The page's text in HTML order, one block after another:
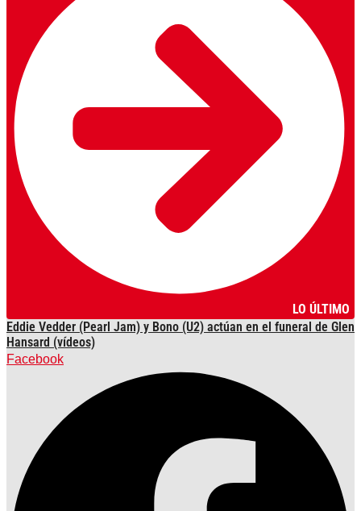
LO ÚLTIMO
Eddie Vedder (Pearl Jam) y Bono (U2) actúan en el funeral de Glen
Hansard (vídeos)
Facebook